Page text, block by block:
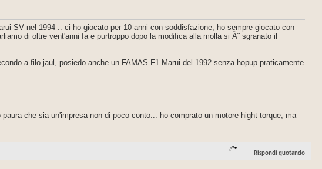
SV nel 1994 .. ci ho giocato per 10 anni con soddisfazione, ho sempre giocato con
di oltre vent'anni fa e purtroppo dopo la modifica alla molla si Ã¨ sgranato il
a filo jaul, posiedo anche un FAMAS F1 Marui del 1992 senza hopup praticamente
che sia un'impresa non di poco conto... ho comprato un motore hight torque, ma
Rispondi quotando